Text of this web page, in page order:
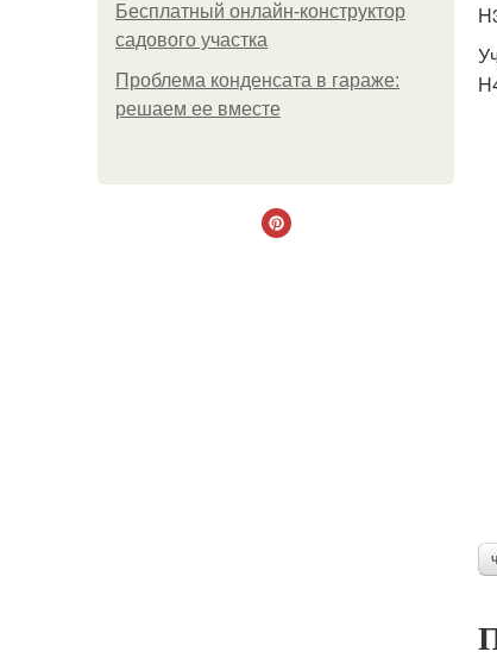
Бесплатный онлайн-конструктор
садового участка
Проблема конденсата в гараже:
решаем ее вместе